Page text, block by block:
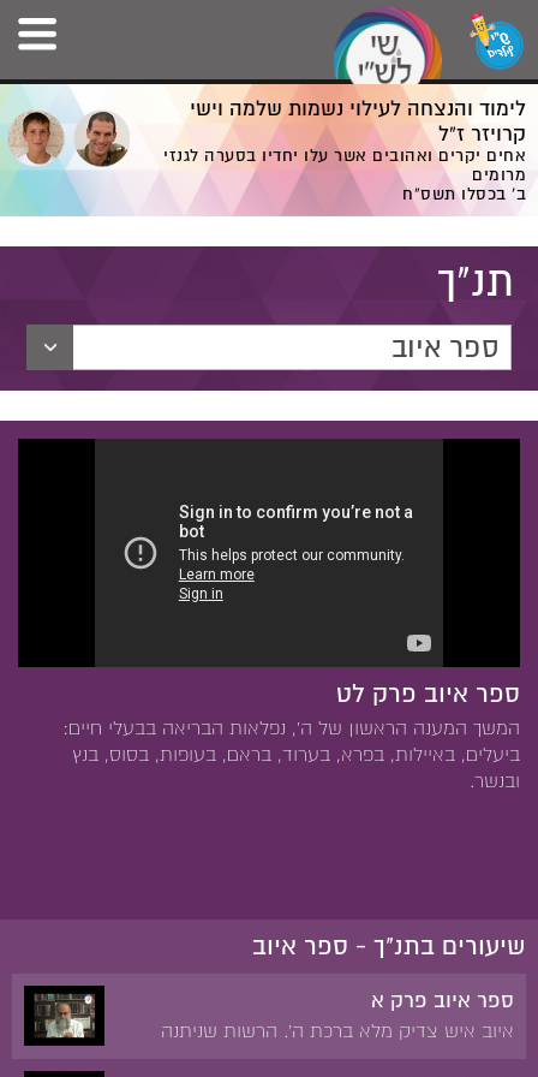
לימוד והנצחה לעילוי נשמות שלמה וישי
קרויזר ז”ל
אחים יקרים ואהובים אשר עלו יחדיו בסערה לגנזי
מרומים
ב' בכסלו תשס”ח
תנ"ך
ספר איוב
ספר איוב פרק לט
המשך המענה הראשון של ה', נפלאות הבריאה בבעלי חיים:
ביעלים, באיילות, בפרא, בערוד, בראם, בעופות, בסוס, בנץ
ובנשר.
שיעורים בתנ"ך - ספר איוב
ספר איוב פרק א
איוב איש צדיק מלא ברכת ה'. הרשות שניתנה